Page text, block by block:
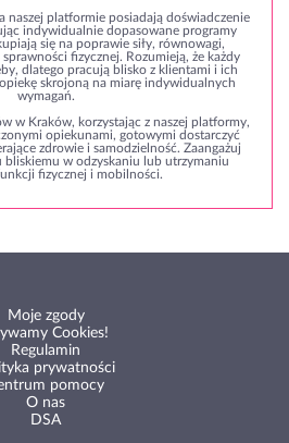
naszej platformie posiadają doświadczenie
indywidualnie dopasowane programy
się na poprawie siły, równowagi,
fizycznej. Rozumieją, że każdy
dlatego pracują blisko z klientami i ich
skrojoną na miarę indywidualnych
wymagań.
w Kraków, korzystając z naszej platformy,
opiekunami, gotowymi dostarczyć
zdrowie i samodzielność. Zaangażuj
w odzyskaniu lub utrzymaniu
fizycznej i mobilności.
Moje zgody
Cookies!
Regulamin
prywatności
pomocy
O nas
DSA